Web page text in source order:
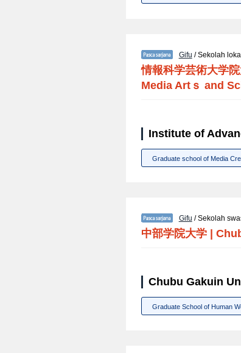
Gifu / Sekolah
情報科学芸術大学
Media Artｓ and
Institute of
Graduate school of Media
Gifu / Sekolah
中部学院大学
Chubu Gakuin
Graduate School of Human